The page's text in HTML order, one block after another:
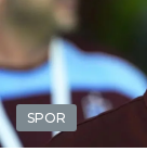
SPOR